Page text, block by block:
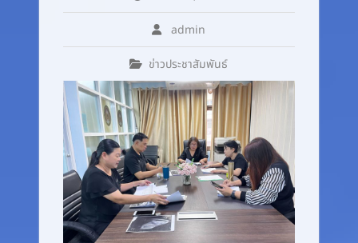
admin
ข่าวประชาสัมพันธ์